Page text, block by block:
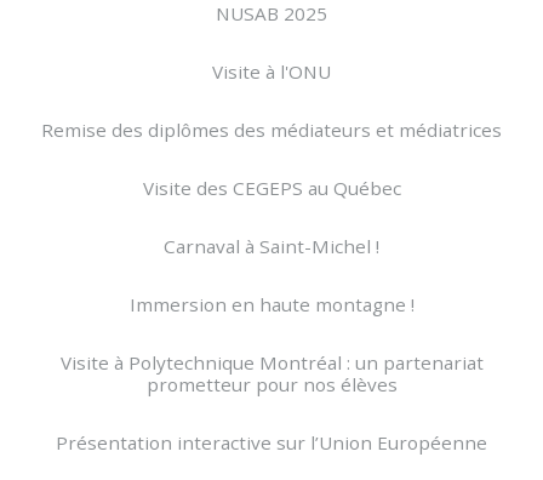
NUSAB 2025
Visite à l'ONU
Remise des diplômes des médiateurs et médiatrices
Visite des CEGEPS au Québec
Carnaval à Saint-Michel !
Immersion en haute montagne !
Visite à Polytechnique Montréal : un partenariat
prometteur pour nos élèves
Présentation interactive sur l’Union Européenne